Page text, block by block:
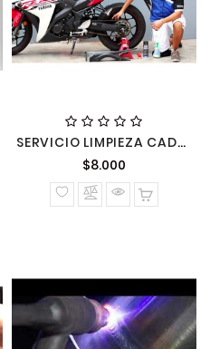
SERVICIO LIMPIEZA CADENA TRANSMISION
$8.000
normal